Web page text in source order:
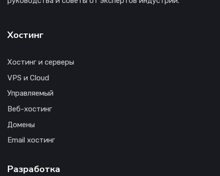
Хостинг
Хостинг и серверы
VPS и Cloud
Управляемый
Веб-хостинг
Домены
Email хостинг
Разработка